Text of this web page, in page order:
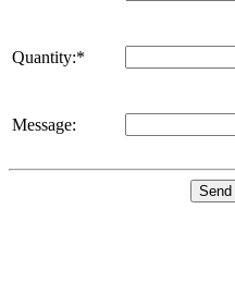
Quantity:*
Message:
Send